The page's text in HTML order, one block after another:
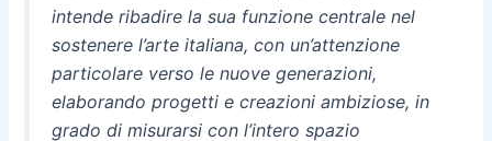
intende ribadire la sua funzione centrale nel
sostenere l’arte italiana, con un’attenzione
particolare verso le nuove generazioni,
elaborando progetti e creazioni ambiziose, in
grado di misurarsi con l’intero spazio